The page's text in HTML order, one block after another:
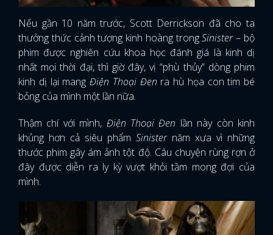
Nếu gần 10 năm trước, Scott Derrickson đã cho ta
thưởng thức cảnh tượng kinh hoàng trongSinister– bộ
phim được nghiên cứu khoa học đánh giá là kinh dị
nhất mọi thời đại, thì giờ đây, vị “phù thủy” dòng phim
kinh dị lại mang Điện Thoại Đen ra hù họa con tim bé
bỏng của mình một lần nữa.
Thậm chí với mình, Điện Thoại Đen lần này còn kinh
khủng hơn cả siêu phẩm Sinister năm xưa vì những
thước phim gây ám ảnh tột độ. Câu chuyện rùng rợn ở
đây được diễn ra ly kỳ vượt khỏi tầm mong đợi của
mình.